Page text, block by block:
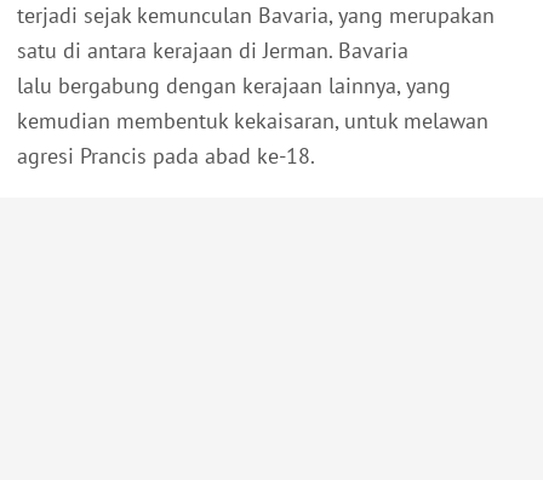
terjadi sejak kemunculan Bavaria, yang merupakan
satu di antara kerajaan di Jerman. Bavaria
lalu bergabung dengan kerajaan lainnya, yang
kemudian membentuk kekaisaran, untuk melawan
agresi Prancis pada abad ke-18.